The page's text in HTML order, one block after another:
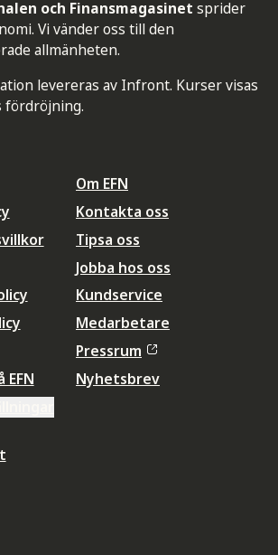
och Finansmagasinet sprider
Vi vänder oss till den
allmänheten.
levereras av Infront. Kurser visas
fördröjning.
Om EFN
Kontakta oss
Tipsa oss
Jobba hos oss
Kundservice
Medarbetare
Pressrum
Nyhetsbrev